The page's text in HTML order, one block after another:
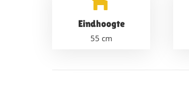
Eindhoogte
55 cm